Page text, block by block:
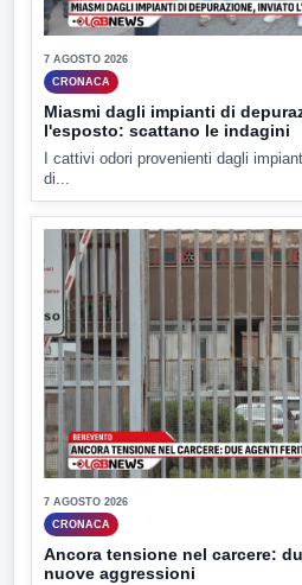
7 AGOSTO 2026
CRONACA
Miasmi dagli impianti di
l'esposto: scattano le indagini
I cattivi odori provenienti dagli
di...
7 AGOSTO 2026
CRONACA
Ancora tensione nel carcere:
nuove aggressioni